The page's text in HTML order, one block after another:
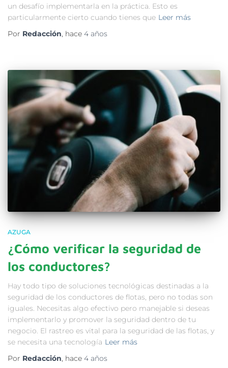
un desafío implementarla en la práctica. Esto es
particularmente cierto cuando tienes que Leer más
Por Redacción, hace 4 años
AZUGA
¿Cómo verificar la seguridad de
los conductores?
Hay todo tipo de soluciones tecnológicas destinadas a la
seguridad de los conductores de flotas, pero no todas son
iguales. Necesitas algo efectivo pero manejable si deseas
implementarlo y promover la seguridad dentro de tu
negocio. El rastreo es vital para la seguridad de las flotas, y
se necesita una tecnología Leer más
Por Redacción, hace 4 años